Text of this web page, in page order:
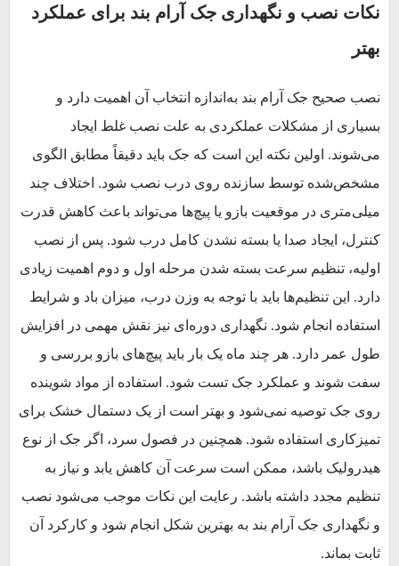
نکات نصب و نگهداری جک آرام بند برای عملکرد
بهتر
نصب صحیح جک آرام بند به‌اندازه انتخاب آن اهمیت دارد و
بسیاری از مشکلات عملکردی به علت نصب غلط ایجاد
می‌شوند. اولین نکته این است که جک باید دقیقاً مطابق الگوی
مشخص‌شده توسط سازنده روی درب نصب شود. اختلاف چند
میلی‌متری در موقعیت بازو یا پیچ‌ها می‌تواند باعث کاهش قدرت
کنترل، ایجاد صدا یا بسته نشدن کامل درب شود. پس از نصب
اولیه، تنظیم سرعت بسته شدن مرحله اول و دوم اهمیت زیادی
دارد. این تنظیم‌ها باید با توجه به وزن درب، میزان باد و شرایط
استفاده انجام شود. نگهداری دوره‌ای نیز نقش مهمی در افزایش
طول عمر دارد. هر چند ماه یک بار باید پیچ‌های بازو بررسی و
سفت شوند و عملکرد جک تست شود. استفاده از مواد شوینده
روی جک توصیه نمی‌شود و بهتر است از یک دستمال خشک برای
تمیزکاری استفاده شود. همچنین در فصول سرد، اگر جک از نوع
هیدرولیک باشد، ممکن است سرعت آن کاهش یابد و نیاز به
تنظیم مجدد داشته باشد. رعایت این نکات موجب می‌شود نصب
و نگهداری جک آرام بند به بهترین شکل انجام شود و کارکرد آن
ثابت بماند.